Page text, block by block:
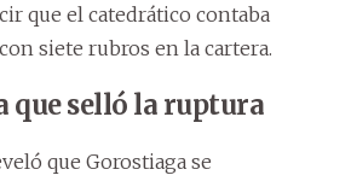
que el catedrático contaba
siete rubros en la cartera.
que selló la ruptura
que Gorostiaga se